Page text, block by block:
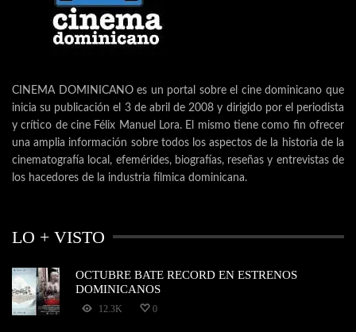
CINEMA DOMINICANO es un portal sobre el cine dominicano que
inicia su publicación el 3 de abril de 2008 y dirigido por el periodista
y crítico de cine Félix Manuel Lora. El mismo tiene como fin ofrecer
una amplia información sobre todos los aspectos de la historia de la
cinematografía local, efemérides, biografías, reseñas y entrevistas de
los hacedores de la industria fílmica dominicana.
LO + VISTO
OCTUBRE BATE RECORD EN ESTRENOS
DOMINICANOS
12.3K 0